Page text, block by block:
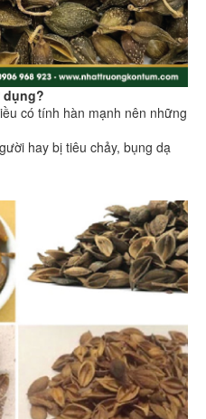
có tính hàn mạnh nên những
hay bị tiêu chảy, bụng dạ